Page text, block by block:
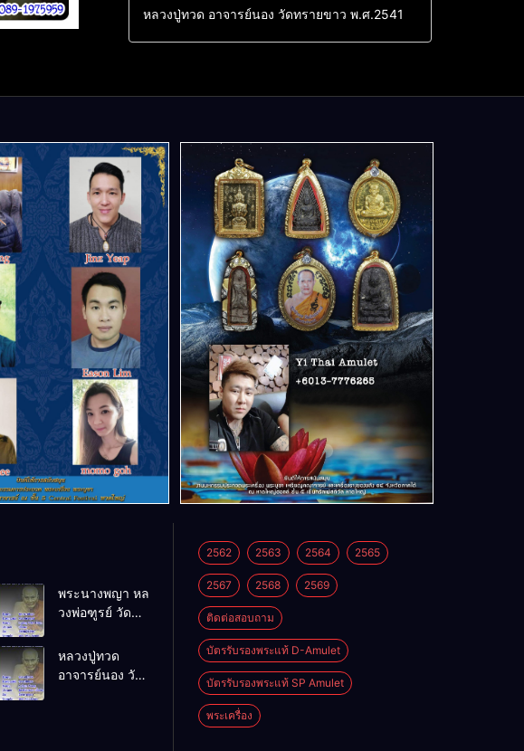
หลวงปู่ทวด อาจารย์นอง วัดทรายขาว พ.ศ.2541
พระนางพญา หล
วงพ่อฑูรย์ วัด
พ.ศ.2512
หลวงปู่ทวด
อาจารย์นอง วัด
2562 2563 2564 2565
2567 2568 2569
ติดต่อสอบถาม
บัตรรับรองพระแท้ D-Amulet
บัตรรับรองพระแท้ SP Amulet
พระเครื่อง